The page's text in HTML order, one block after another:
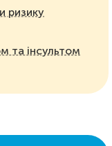
ризику
та інсультом